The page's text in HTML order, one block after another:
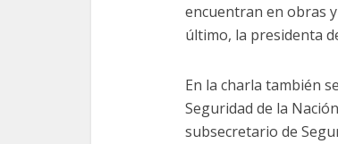
encuentran en obras
último, la presidenta
En la charla también
Seguridad de la
subsecretario de